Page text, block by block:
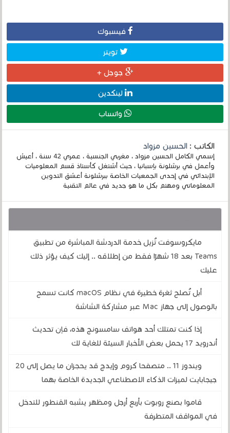
فيسبوك
تويتر
جوجل +
لينكدين
واتساب
الكاتب :الحسين مزواد
إسمي الكامل الحسين مزواد ، مغربي الجنسية ، عمري 42 سنة ، أعيش
وأعمل في برشلونة بإسبانيا ، حيث أشتغل كأستاذ قسم المعلوميات
الإبتدائي في إحدى الجمعيات الخاصة ببرشلونة أعشق التدوين
المعلوماتي ومهتم بكل ما هو جديد في عالم التقنية
مايكروسوفت تُزيل خدمة الدردشة المباشرة من تطبيق
Teams بعد 18 شهرًا فقط من إطلاقه .. إليك كيف يؤثر ذلك
عليك
أبل تُصلح ثغرة خطيرة في نظام macOS كانت تسمح
بالوصول إلى جهاز Mac عبر مشاركة الشاشة
إذا كنت تمتلك أحد هواتف سامسونج هذه، فإن تحديث
أندرويد 17 يحمل بعض الأخبار السيئة للغاية لك
ويندوز 11 .. متصفحا كروم وإيدج قد يحجزان ما يصل إلى 20
جيجابايت لميزات الذكاء الاصطناعي الجديدة الخاصة بهما
قاموا بصنع روبوت بأربع أرجل ومظهر يشبه القنطور للتدخل
في المواقف المتطرفة